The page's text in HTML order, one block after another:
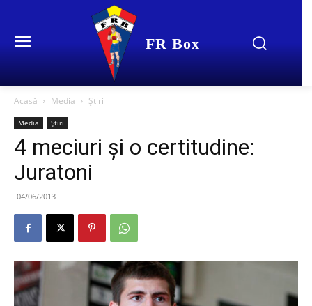
FR Box
Acasă Media Știri
Media Știri
4 meciuri şi o certitudine:
Juratoni
04/06/2013